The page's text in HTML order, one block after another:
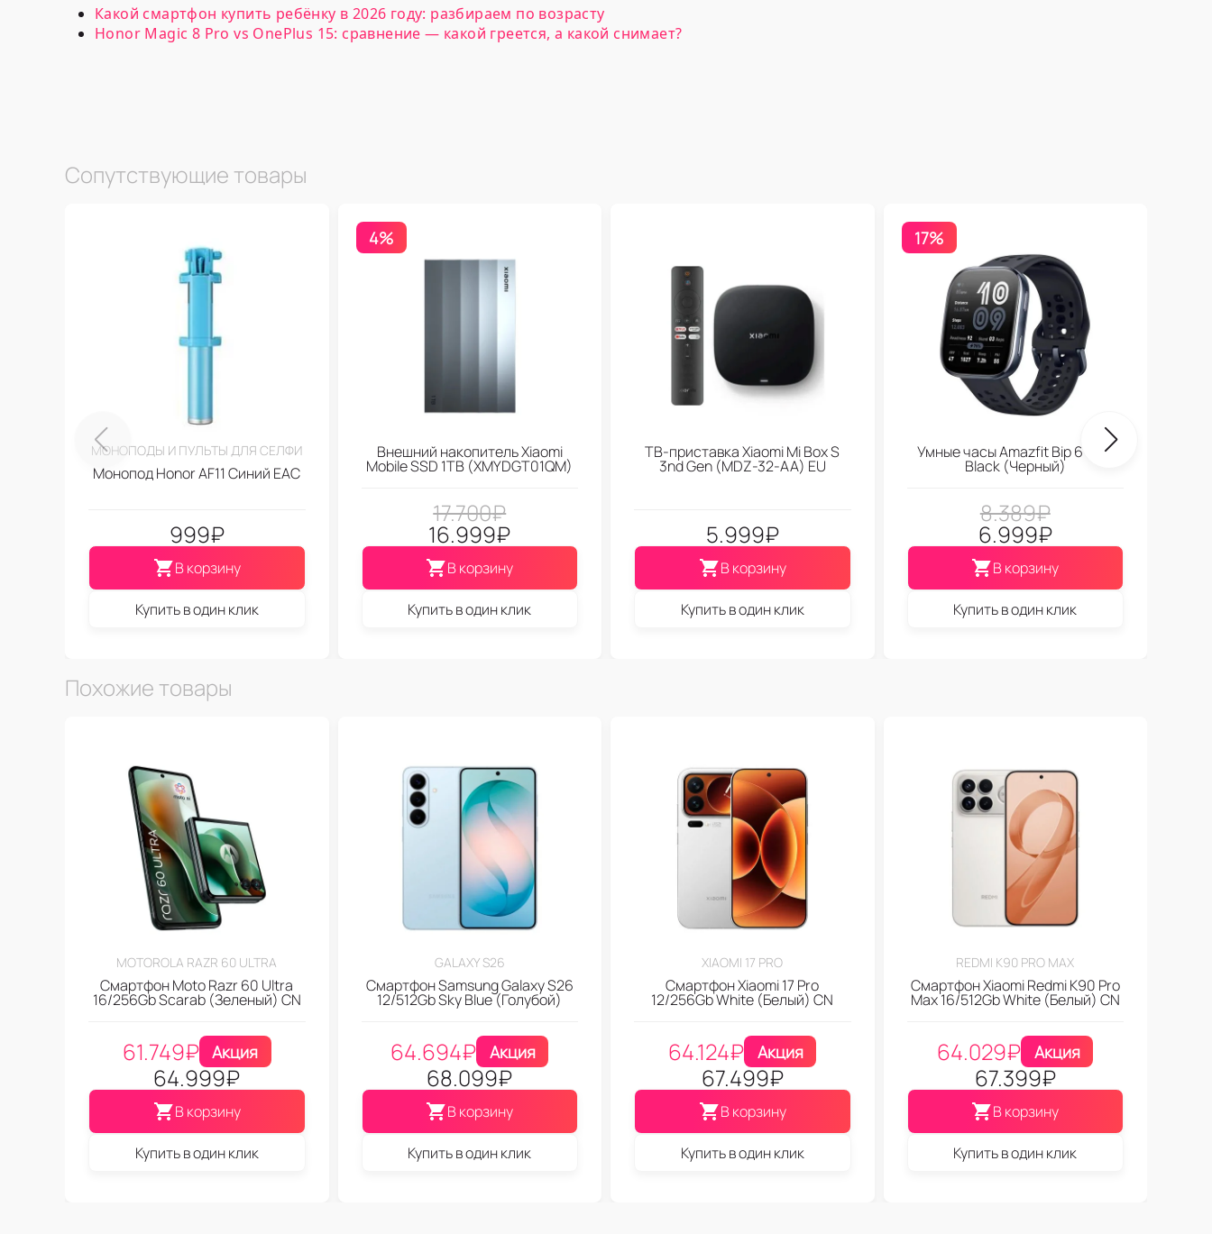
Какой смартфон купить ребёнку в 2026 году: разбираем по возрасту
Honor Magic 8 Pro vs OnePlus 15: сравнение — какой греется, а какой снимает?
Сопутствующие товары
МОНОПОДЫ И ПУЛЬТЫ ДЛЯ СЕЛФИ
Монопод Honor AF11 Синий EAC
999₽
В корзину
Купить в один клик
4%
Внешний накопитель Xiaomi
Mobile SSD 1TB (XMYDGT01QM)
17.700₽
16.999₽
В корзину
Купить в один клик
ТВ-приставка Xiaomi Mi Box S
3nd Gen (МDZ-32-АА) EU
5.999₽
В корзину
Купить в один клик
17%
Умные часы Amazfit Bip 6 Soft
Black (Черный)
8.389₽
6.999₽
В корзину
Купить в один клик
Похожие товары
MOTOROLA RAZR 60 ULTRA
Смартфон Moto Razr 60 Ultra
16/256Gb Scarab (Зеленый) CN
61.749₽ Акция
64.999₽
В корзину
Купить в один клик
GALAXY S26
Смартфон Samsung Galaxy S26
12/512Gb Sky Blue (Голубой)
64.694₽ Акция
68.099₽
В корзину
Купить в один клик
XIAOMI 17 PRO
Смартфон Xiaomi 17 Pro
12/256Gb White (Белый) CN
64.124₽ Акция
67.499₽
В корзину
Купить в один клик
REDMI K90 PRO MAX
Смартфон Xiaomi Redmi K90 Pro
Max 16/512Gb White (Белый) CN
64.029₽ Акция
67.399₽
В корзину
Купить в один клик